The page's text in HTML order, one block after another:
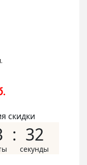
скидки
31